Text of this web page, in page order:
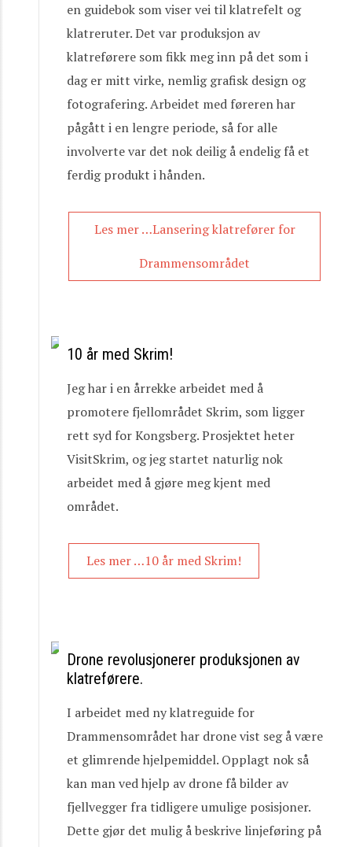
en guidebok som viser vei til klatrefelt og
klatreruter. Det var produksjon av
klatreførere som fikk meg inn på det som i
dag er mitt virke, nemlig grafisk design og
fotografering. Arbeidet med føreren har
pågått i en lengre periode, så for alle
involverte var det nok deilig å endelig få et
ferdig produkt i hånden.
Les mer …Lansering klatrefører for
Drammensområdet
10 år med Skrim!
Jeg har i en årrekke arbeidet med å
promotere fjellområdet Skrim, som ligger
rett syd for Kongsberg. Prosjektet heter
VisitSkrim, og jeg startet naturlig nok
arbeidet med å gjøre meg kjent med
området.
Les mer …10 år med Skrim!
Drone revolusjonerer produksjonen av
klatreførere.
I arbeidet med ny klatreguide for
Drammensområdet har drone vist seg å være
et glimrende hjelpemiddel. Opplagt nok så
kan man ved hjelp av drone få bilder av
fjellvegger fra tidligere umulige posisjoner.
Dette gjør det mulig å beskrive linjeføring på